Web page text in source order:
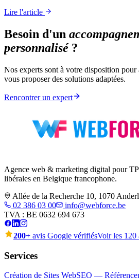
Lire l'article
Besoin d'un
personnalisé?
Nos experts sont à votre disposition
vous proposer des solutions adaptées.
Rencontrer un expert
Agence web & marketing digital pour
libérales en Belgique francophone.
Allée de la Recherche 10, 1070
02 386 03 00
info@webforce.be
TVA : BE 0632 694 673
200+ avis Google vérifiésVoir les 120
Services
Création de Sites WebSEO —